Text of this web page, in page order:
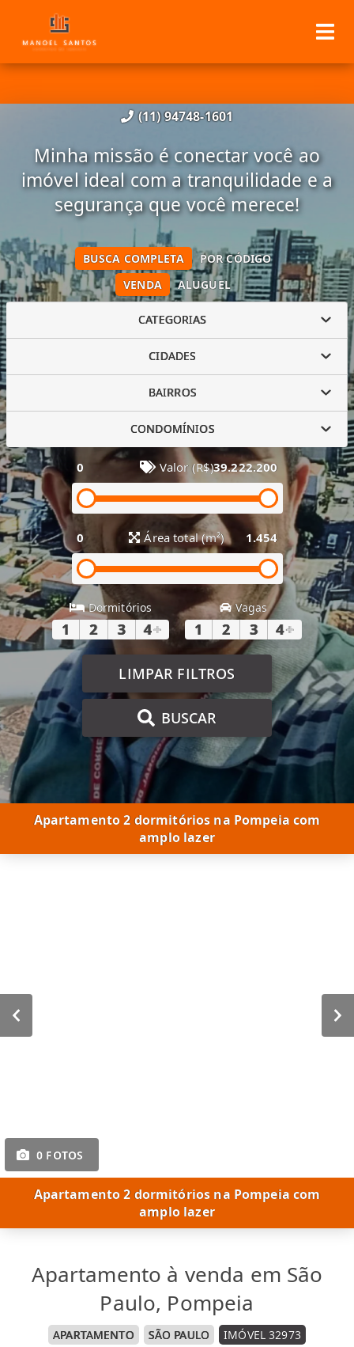
(11) 94748-1601
Minha missão é conectar você ao
imóvel ideal com a tranquilidade e a
segurança que você merece!
VENDA ALUGUEL
BUSCA COMPLETA POR CÓDIGO
CATEGORIAS
CIDADES
BAIRROS
CONDOMÍNIOS
0 Valor (R$)39.222.200
0 Área total (m²) 1.454
Dormitórios
1 2 3 4+
Vagas
1 2 3 4+
LIMPAR FILTROS
BUSCAR
Apartamento 2 dormitórios na Pompeia com
amplo lazer
0 FOTOS
Apartamento 2 dormitórios na Pompeia com
amplo lazer
Apartamento à venda em São
Paulo, Pompeia
APARTAMENTO SÃO PAULO IMÓVEL 32973